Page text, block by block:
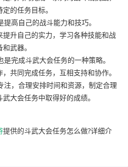
的任务目标。
高自己的战斗能力和技巧。
升自己的实力，学习各种技能和战
武器。
完成斗武大会任务的一种策略。
共同完成任务，互相支持和协作。
注，合理安排时间和资源，制定合理
大会任务中取得好的成绩。
提供的斗武大会任务怎么做?详细介